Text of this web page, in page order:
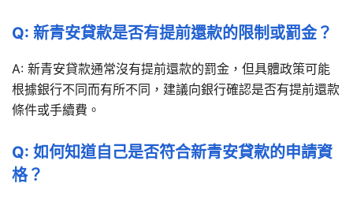
Q: 新青安貸款是否有提前還款的限制或罰金？
A: 新青安貸款通常沒有提前還款的罰金，但具體政策可能
根據銀行不同而有所不同，建議向銀行確認是否有提前還款
條件或手續費。
Q: 如何知道自己是否符合新青安貸款的申請資
格？